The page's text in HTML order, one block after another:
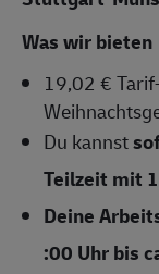
Was wir bieten
19,02 €
Du kannst
Teilzeit mit
Deine
:00 Uhr bis